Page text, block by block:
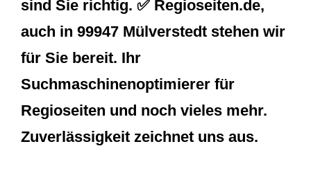
sind Sie richtig. ✅ Regioseiten.de,
auch in 99947 Mülverstedt stehen wir
für Sie bereit. Ihr
Suchmaschinenoptimierer für
Regioseiten und noch vieles mehr.
Zuverlässigkeit zeichnet uns aus.